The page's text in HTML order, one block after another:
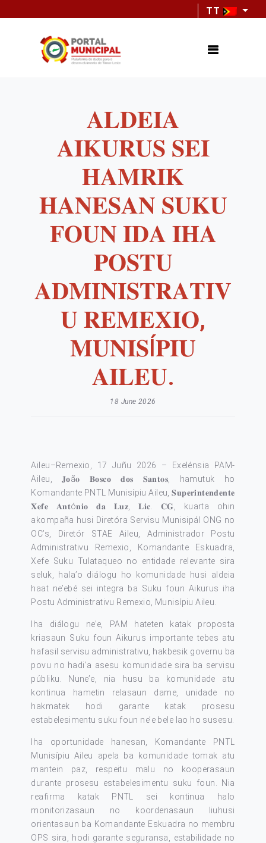
TT
𝐀𝐋𝐃𝐄𝐈𝐀
𝐀𝐈𝐊𝐔𝐑𝐔𝐒 𝐒𝐄𝐈
𝐇𝐀𝐌𝐑𝐈𝐊
𝐇𝐀𝐍𝐄𝐒𝐀𝐍 𝐒𝐔𝐊𝐔
𝐅𝐎𝐔𝐍 𝐈𝐃𝐀 𝐈𝐇𝐀
𝐏𝐎𝐒𝐓𝐔
𝐀𝐃𝐌𝐈𝐍𝐈𝐒𝐓𝐑𝐀𝐓𝐈𝐕
𝐔 𝐑𝐄𝐌𝐄𝐗𝐈𝐎,
𝐌𝐔𝐍𝐈𝐒Í𝐏𝐈𝐔
𝐀𝐈𝐋𝐄𝐔.
18 June 2026
Aileu–Remexio, 17 Juñu 2026 – Exelénsia PAM-
Aileu, 𝐉𝐨ã𝐨 𝐁𝐨𝐬𝐜𝐨 𝐝𝐨𝐬 𝐒𝐚𝐧𝐭𝐨𝐬, hamutuk ho
Komandante PNTL Munisípiu Aileu, 𝐒𝐮𝐩𝐞𝐫𝐢𝐧𝐭𝐞𝐧𝐝𝐞𝐧𝐭𝐞
𝐗𝐞𝐟𝐞 𝐀𝐧𝐭ó𝐧𝐢𝐨 𝐝𝐚 𝐋𝐮𝐳, 𝐋𝐢𝐜. 𝐂𝐆, kuarta ohin
akompaña husi Diretóra Servisu Munisipál ONG no
OC’s, Diretór STAE Aileu, Administrador Postu
Administrativu Remexio, Komandante Eskuadra,
Xefe Suku Tulataqueo no entidade relevante sira
seluk, hala’o diálogu ho komunidade husi aldeia
haat ne’ebé sei integra ba Suku foun Aikurus iha
Postu Administrativu Remexio, Munisípiu Aileu.
Iha diálogu ne’e, PAM hateten katak proposta
kriasaun Suku foun Aikurus importante tebes atu
hafasil servisu administrativu, hakbesik governu ba
povu no hadi’a asesu komunidade sira ba servisu
públiku. Nune’e, nia husu ba komunidade atu
kontinua hametin relasaun dame, unidade no
hakmatek hodi garante katak prosesu
estabelesimentu suku foun ne’e bele lao ho susesu.
Iha oportunidade hanesan, Komandante PNTL
Munisípiu Aileu apela ba komunidade tomak atu
mantein paz, respeitu malu no kooperasaun
durante prosesu estabelesimentu suku foun. Nia
reafirma katak PNTL sei kontinua halo
monitorizasaun no koordenasaun liuhusi
orientasaun ba Komandante Eskuadra no membru
OPS sira, hodi garante seguransa, estabilidade no